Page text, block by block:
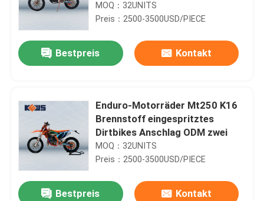
MOQ：32UNITS
Preis：2500-3500USD/PIECE
Bestpreis Kontakt
Enduro-Motorräder Mt250 K16
Brennstoff eingespritztes
Dirtbikes Anschlag ODM zwei
MOQ：32UNITS
Preis：2500-3500USD/PIECE
Bestpreis Kontakt